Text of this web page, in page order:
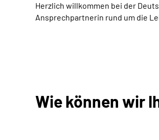
Herzlich willkommen bei der
Ansprechpartnerin rund um die
Wie können wir